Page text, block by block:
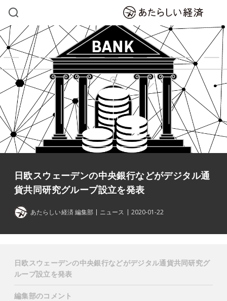
日欧スウェーデンの中央銀行などがデジタル通
貨共同研究グループ設立を発表
あたらしい経済 編集部 ニュース 2020-01-22
日欧スウェーデンの中央銀行などがデジタル通貨共同研究グ
ループ設立を発表
編集部のコメント